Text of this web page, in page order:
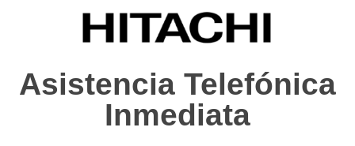
Asistencia Telefónica
Inmediata